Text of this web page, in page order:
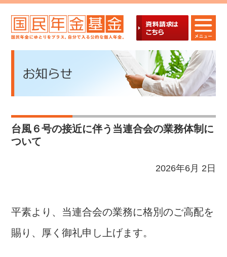
台風６号の接近に伴う当連合会の業務体制に
ついて
2026年6月 2日
平素より、当連合会の業務に格別のご高配を
賜り、厚く御礼申し上げます。